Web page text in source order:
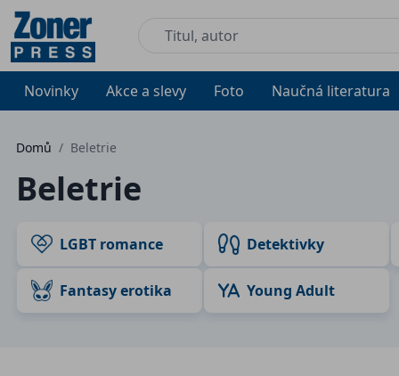
Novinky Akce a slevy Foto Naučná literatura
Domů / Beletrie
Beletrie
LGBT romance Detektivky
Fantasy erotika Young Adult